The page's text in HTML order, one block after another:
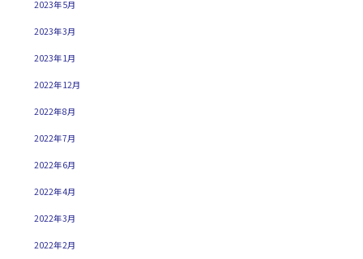
2023年5月
2023年3月
2023年1月
2022年12月
2022年8月
2022年7月
2022年6月
2022年4月
2022年3月
2022年2月